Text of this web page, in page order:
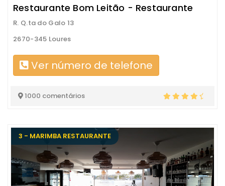
Restaurante Bom Leitão - Restaurante
R. Q.ta do Galo 13
2670-345 Loures
Ver número de telefone
1000 comentários
3 - MARIMBA RESTAURANTE